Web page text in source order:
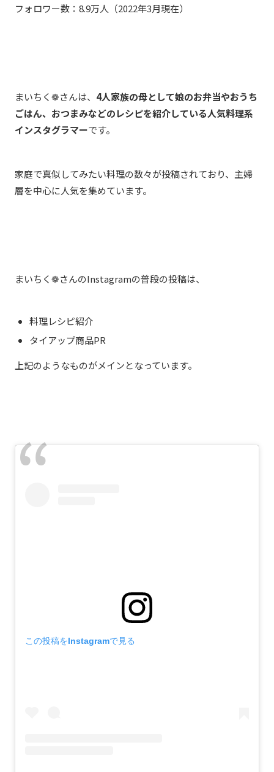
フォロワー数： 8.9万人（2022年3月現在）
まいちく❁さんは、 4人家族の母として娘のお弁当やおうち
ごはん、おつまみなどのレシピを紹介している人気料理系
インスタグラマーです。
家庭で真似してみたい料理の数々が投稿されており、主婦
層を中心に人気を集めています。
まいちく❁さんのInstagramの普段の投稿は、
料理レシピ紹介
タイアップ商品PR
上記のようなものがメインとなっています。
この投稿をInstagramで見る